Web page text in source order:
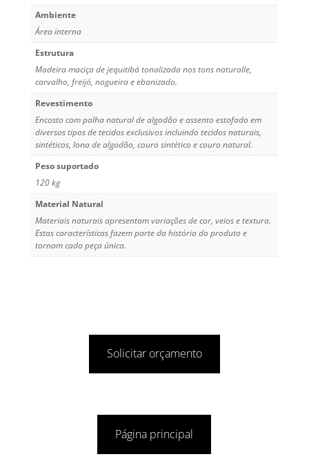
Ambiente
Área interna
Estrutura
Madeira maciça de jequitibá tonalizada nos tons naturalle,
carvalho, freijó, nogueira e ebanizado.
Revestimento
Encosto com palha natural de algodão e assento estofado em
diversos tipos de tecidos exclusivos incluindo tecidos naturais,
sintéticos, lona de algodão, couro sintético e couro natural.
Peso suportado
120 kg
Material Natural
Materiais naturais apresentam variações de cor, veios e textura.
Estas características fazem parte da história do produto e
tornam cada peça única.
Solicitar orçamento
Página principal